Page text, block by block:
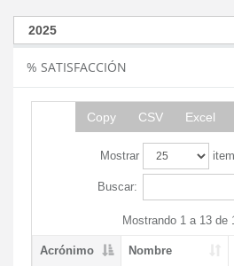
% SATISFACCIÓN
Copy CSV Excel
Mostrar
Buscar:
Mostrando 1 a 13 de
Acrónimo Nombre